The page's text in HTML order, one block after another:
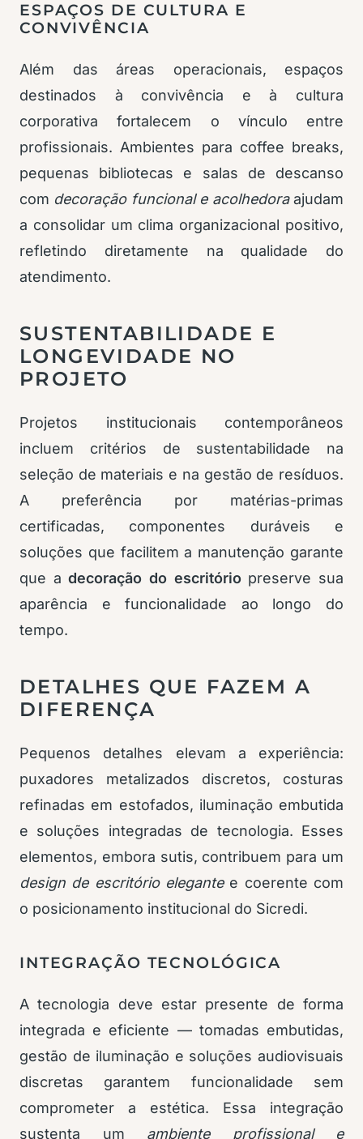
ESPAÇOS DE CULTURA E
CONVIVÊNCIA
Além das áreas operacionais, espaços
destinados à convivência e à cultura
corporativa fortalecem o vínculo entre
profissionais. Ambientes para coffee breaks,
pequenas bibliotecas e salas de descanso
com decoração funcional e acolhedoraajudam
a consolidar um clima organizacional positivo,
refletindo diretamente na qualidade do
atendimento.
SUSTENTABILIDADE E
LONGEVIDADE NO
PROJETO
Projetos institucionais contemporâneos
incluem critérios de sustentabilidade na
seleção de materiais e na gestão de resíduos.
A preferência por matérias-primas
certificadas, componentes duráveis e
soluções que facilitem a manutenção garante
que adecoração do escritóriopreserve sua
aparência e funcionalidade ao longo do
tempo.
DETALHES QUE FAZEM A
DIFERENÇA
Pequenos detalhes elevam a experiência:
puxadores metalizados discretos, costuras
refinadas em estofados, iluminação embutida
e soluções integradas de tecnologia. Esses
elementos, embora sutis, contribuem para um
design de escritório elegantee coerente com
o posicionamento institucional do Sicredi.
INTEGRAÇÃO TECNOLÓGICA
A tecnologia deve estar presente de forma
integrada e eficiente — tomadas embutidas,
gestão de iluminação e soluções audiovisuais
discretas garantem funcionalidade sem
comprometer a estética. Essa integração
sustenta um ambiente profissional e